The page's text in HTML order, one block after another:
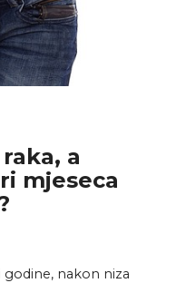
a
mjeseca
godine, nakon niza